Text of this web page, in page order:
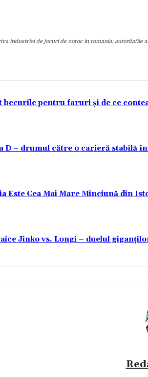
industriei de jocuri de noroc in romania: autoritatile
becurile pentru faruri și de ce
D – drumul către o carieră stabilă
Este Cea Mai Mare Minciună din
Jinko vs. Longi – duelul